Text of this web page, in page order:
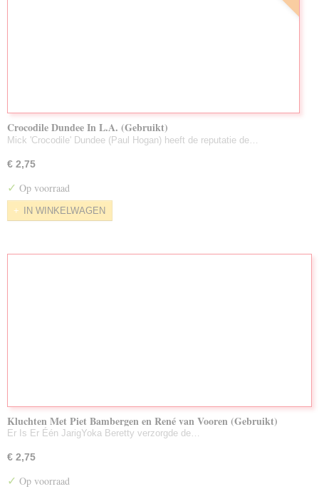
Crocodile Dundee In L.A. (Gebruikt)
Mick 'Crocodile' Dundee (Paul Hogan) heeft de reputatie de…
€ 2,75
✓ Op voorraad
IN WINKELWAGEN
Kluchten Met Piet Bambergen en René van Vooren (Gebruikt)
Er Is Er Één JarigYoka Beretty verzorgde de…
€ 2,75
✓ Op voorraad